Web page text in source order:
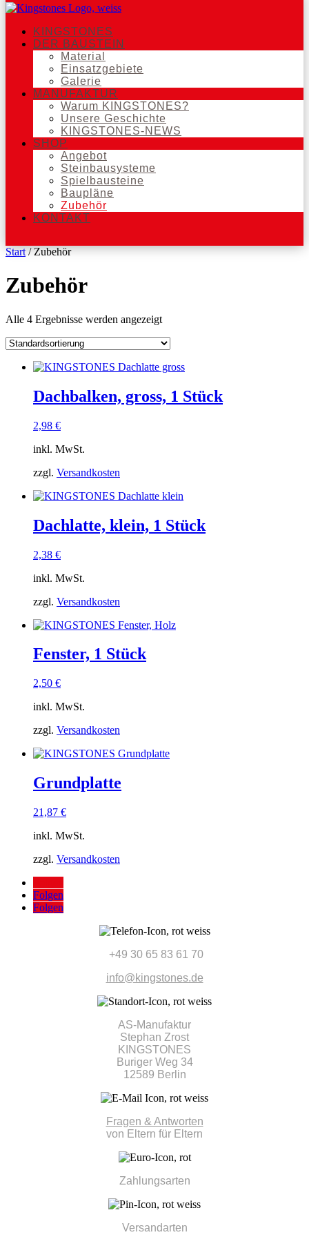
KINGSTONES
DER BAUSTEIN
Material
Einsatzgebiete
Galerie
MANUFAKTUR
Warum KINGSTONES?
Unsere Geschichte
KINGSTONES-NEWS
SHOP
Angebot
Steinbausysteme
Spielbausteine
Baupläne
Zubehör
KONTAKT
Start/ Zubehör
Zubehör
Alle 4 Ergebnisse werden angezeigt
Dachbalken, gross, 1 Stück
2,98 €
inkl. MwSt.
zzgl. Versandkosten
Dachlatte, klein, 1 Stück
2,38 €
inkl. MwSt.
zzgl. Versandkosten
Fenster, 1 Stück
2,50 €
inkl. MwSt.
zzgl. Versandkosten
Grundplatte
21,87 €
inkl. MwSt.
zzgl. Versandkosten
Folgen
Folgen
+49 30 65 83 61 70
info@kingstones.de
AS-Manufaktur
Stephan Zrost
KINGSTONES
Buriger Weg 34
12589 Berlin
Fragen & Antworten
von Eltern für Eltern
Zahlungsarten
Versandarten